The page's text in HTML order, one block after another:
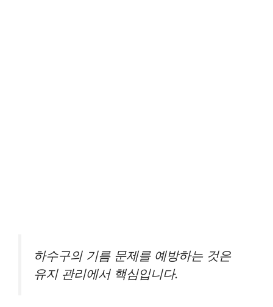
하수구의 기름 문제를 예방하는 것은
유지 관리에서 핵심입니다.